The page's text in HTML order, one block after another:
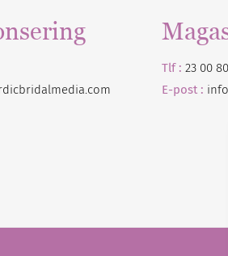
Tlf : 23 00
E-post :